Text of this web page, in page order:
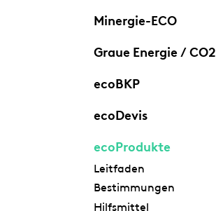
Minergie-ECO
Graue Energie / CO2
ecoBKP
ecoDevis
ecoProdukte
Leitfaden
Bestimmungen
Hilfsmittel